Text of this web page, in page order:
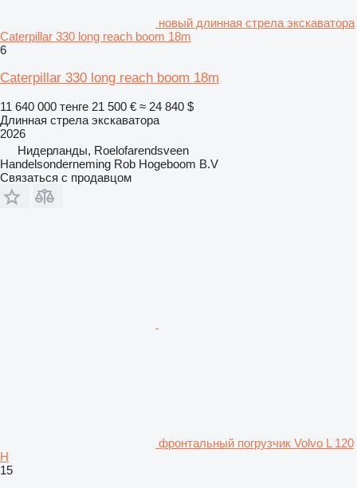
новый длинная стрела экскаватора
Caterpillar 330 long reach boom 18m
6
Caterpillar 330 long reach boom 18m
11 640 000 тенге 21 500 € ≈ 24 840 $
Длинная стрела экскаватора
2026
Нидерланды, Roelofarendsveen
Handelsonderneming Rob Hogeboom B.V
Связаться с продавцом
фронтальный погрузчик Volvo L 120
H
15